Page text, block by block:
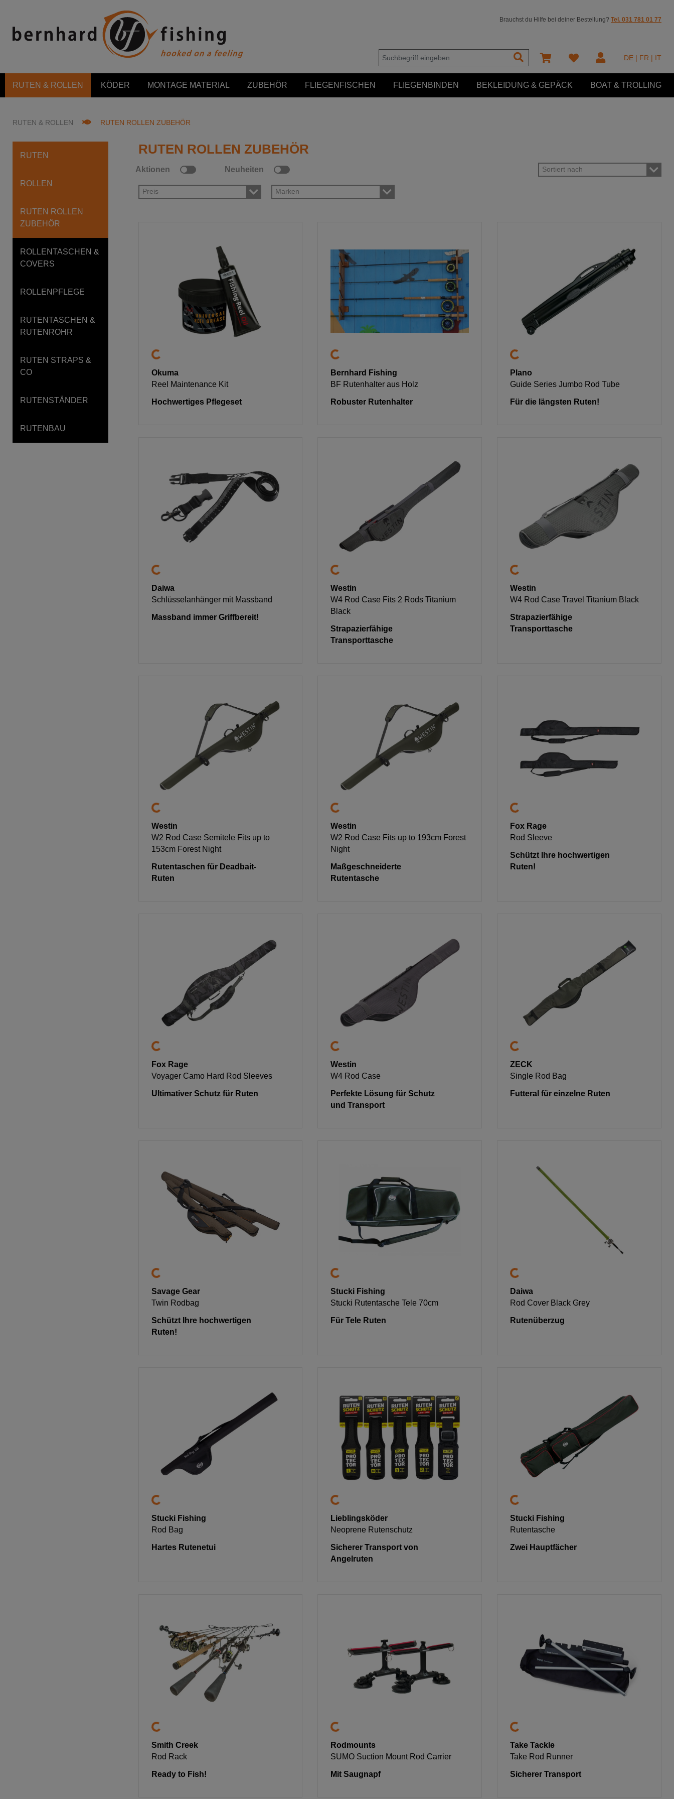
Brauchst du Hilfe bei deiner Bestellung? Tel. 031 781 01 77
DE FR IT
RUTEN & ROLLEN KÖDER MONTAGE MATERIAL ZUBEHÖR FLIEGENFISCHEN FLIEGENBINDEN BEKLEIDUNG & GEPÄCK BOAT & TROLLING
RUTEN & ROLLEN RUTEN ROLLEN ZUBEHÖR
RUTEN
ROLLEN
RUTEN ROLLEN
ZUBEHÖR
ROLLENTASCHEN &
COVERS
ROLLENPFLEGE
RUTENTASCHEN &
RUTENROHR
RUTEN STRAPS &
CO
RUTENSTÄNDER
RUTENBAU
RUTEN ROLLEN ZUBEHÖR
Sortiert nach
Aktionen Neuheiten
Preis Marken
Okuma
Reel Maintenance Kit
Hochwertiges Pflegeset
Bernhard Fishing
BF Rutenhalter aus Holz
Robuster Rutenhalter
Plano
Guide Series Jumbo Rod Tube
Für die längsten Ruten!
Daiwa
Schlüsselanhänger mit Massband
Massband immer Griffbereit!
Westin
W4 Rod Case Fits 2 Rods Titanium
Black
Strapazierfähige
Transporttasche
Westin
W4 Rod Case Travel Titanium Black
Strapazierfähige
Transporttasche
Westin
W2 Rod Case Semitele Fits up to
153cm Forest Night
Rutentaschen für Deadbait-
Ruten
Westin
W2 Rod Case Fits up to 193cm Forest
Night
Maßgeschneiderte
Rutentasche
Fox Rage
Rod Sleeve
Schützt Ihre hochwertigen
Ruten!
Fox Rage
Voyager Camo Hard Rod Sleeves
Ultimativer Schutz für Ruten
Westin
W4 Rod Case
Perfekte Lösung für Schutz
und Transport
ZECK
Single Rod Bag
Futteral für einzelne Ruten
Savage Gear
Twin Rodbag
Schützt Ihre hochwertigen
Ruten!
Stucki Fishing
Stucki Rutentasche Tele 70cm
Für Tele Ruten
Daiwa
Rod Cover Black Grey
Rutenüberzug
Stucki Fishing
Rod Bag
Hartes Rutenetui
Lieblingsköder
Neoprene Rutenschutz
Sicherer Transport von
Angelruten
Stucki Fishing
Rutentasche
Zwei Hauptfächer
Smith Creek
Rod Rack
Ready to Fish!
Rodmounts
SUMO Suction Mount Rod Carrier
Mit Saugnapf
Take Tackle
Take Rod Runner
Sicherer Transport